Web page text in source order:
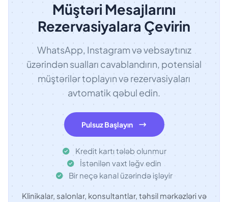
Müştəri Mesajlarını
Rezervasiyalara Çevirin
WhatsApp, Instagram və vebsaytınız
üzərindən sualları cavablandırın, potensial
müştərilər toplayın və rezervasiyaları
avtomatik qəbul edin.
Pulsuz Başlayın
Kredit kartı tələb olunmur
İstənilən vaxt ləğv edin
Bir neçə kanal üzərində işləyir
Klinikalar, salonlar, konsultantlar, təhsil mərkəzləri və